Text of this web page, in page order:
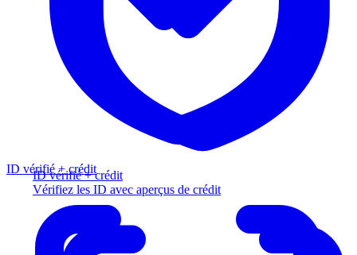
ID vérifié + crédit
Vérifiez les ID avec aperçus de crédit
ID vérifié + crédit